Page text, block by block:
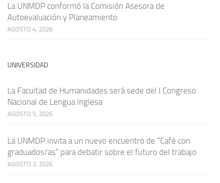
La UNMDP conformó la Comisión Asesora de
Autoevaluación y Planeamiento
AGOSTO 4, 2026
UNIVERSIDAD
La Facultad de Humanidades será sede del I Congreso
Nacional de Lengua Inglesa
AGOSTO 5, 2026
La UNMDP invita a un nuevo encuentro de “Café con
graduados/as” para debatir sobre el futuro del trabajo
AGOSTO 3, 2026